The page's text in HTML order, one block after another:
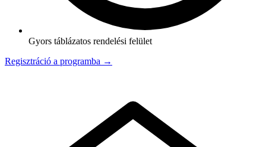
Gyors táblázatos rendelési felület
Regisztráció a programba →